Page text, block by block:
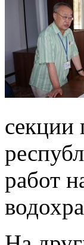
секции
работ